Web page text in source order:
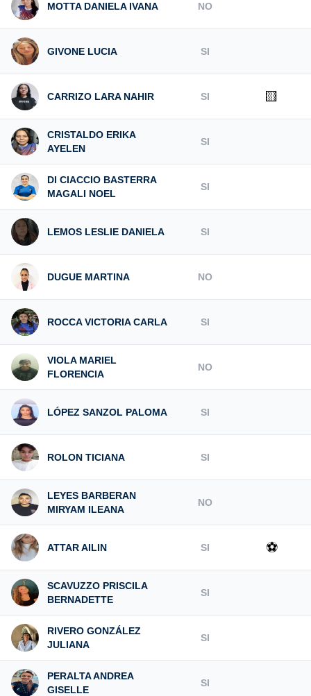
MOTTA DANIELA IVANA NO
GIVONE LUCIA SI
CARRIZO LARA NAHIR SI 🟨
CRISTALDO ERIKA
AYELEN
SI
DI CIACCIO BASTERRA
MAGALI NOEL
SI
LEMOS LESLIE DANIELA SI
DUGUE MARTINA NO
ROCCA VICTORIA CARLA SI
VIOLA MARIEL
FLORENCIA
NO
LÓPEZ SANZOL PALOMA SI
ROLON TICIANA SI
LEYES BARBERAN
MIRYAM ILEANA
NO
ATTAR AILIN SI ⚽
SCAVUZZO PRISCILA
BERNADETTE
SI
RIVERO GONZÁLEZ
JULIANA
SI
PERALTA ANDREA
GISELLE
SI